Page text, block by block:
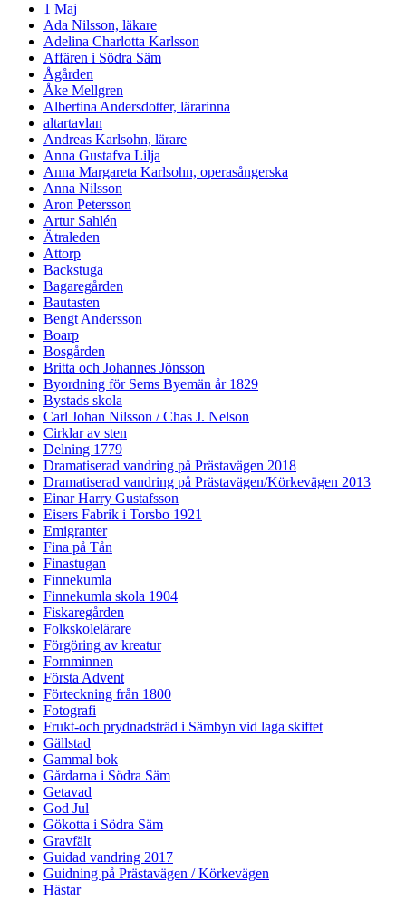
1 Maj
Ada Nilsson, läkare
Adelina Charlotta Karlsson
Affären i Södra Säm
Ågården
Åke Mellgren
Albertina Andersdotter, lärarinna
altartavlan
Andreas Karlsohn, lärare
Anna Gustafva Lilja
Anna Margareta Karlsohn, operasångerska
Anna Nilsson
Aron Petersson
Artur Sahlén
Ätraleden
Attorp
Backstuga
Bagaregården
Bautasten
Bengt Andersson
Boarp
Bosgården
Britta och Johannes Jönsson
Byordning för Sems Byemän år 1829
Bystads skola
Carl Johan Nilsson / Chas J. Nelson
Cirklar av sten
Delning 1779
Dramatiserad vandring på Prästavägen 2018
Dramatiserad vandring på Prästavägen/Körkevägen 2013
Einar Harry Gustafsson
Eisers Fabrik i Torsbo 1921
Emigranter
Fina på Tån
Finastugan
Finnekumla
Finnekumla skola 1904
Fiskaregården
Folkskolelärare
Förgöring av kreatur
Fornminnen
Första Advent
Förteckning från 1800
Fotografi
Frukt-och prydnadsträd i Sämbyn vid laga skiftet
Gällstad
Gammal bok
Gårdarna i Södra Säm
Getavad
God Jul
Gökotta i Södra Säm
Gravfält
Guidad vandring 2017
Guidning på Prästavägen / Körkevägen
Hästar